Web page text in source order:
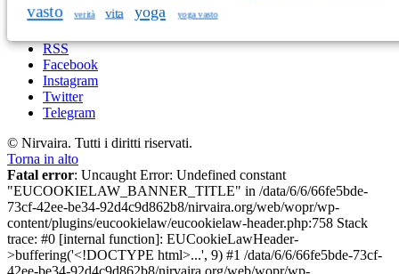
vasto verità vita yoga yoga vasto
RSS
Facebook
Instagram
Twitter
Telegram
© Nirvaira. Tutti i diritti riservati.
Torna in alto
Fatal error: Uncaught Error: Undefined constant
"EUCOOKIELAW_BANNER_TITLE" in /data/6/6/66fe5bde-
73cf-42ee-be34-92d4c9d862b8/nirvaira.org/web/wopr/wp-
content/plugins/eucookielaw/eucookielaw-header.php:758 Stack
trace: #0 [internal function]: EUCookieLawHeader-
>buffering('<!DOCTYPE html>...', 9) #1 /data/6/6/66fe5bde-73cf-